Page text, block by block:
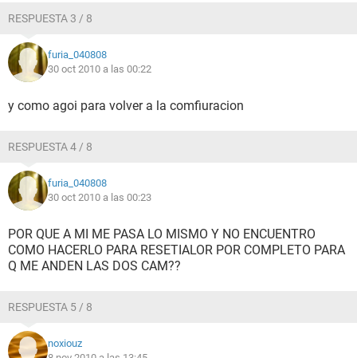
RESPUESTA 3 / 8
furia_040808
30 oct 2010 a las 00:22
y como agoi para volver a la comfiuracion
RESPUESTA 4 / 8
furia_040808
30 oct 2010 a las 00:23
POR QUE A MI ME PASA LO MISMO Y NO ENCUENTRO
COMO HACERLO PARA RESETIALOR POR COMPLETO PARA
Q ME ANDEN LAS DOS CAM??
RESPUESTA 5 / 8
noxiouz